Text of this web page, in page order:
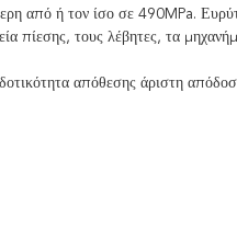
από ή τον ίσο σε 490MPa.
πίεσης, τους λέβητες, τα
απόθεσης άριστη